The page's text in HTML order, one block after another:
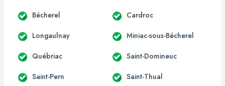
Bécherel Cardroc
Longaulnay Miniac-sous-Bécherel
Québriac Saint-Domineuc
Saint-Pern Saint-Thual